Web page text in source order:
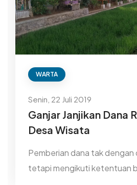
WARTA
Senin, 22 Juli 2019
Ganjar Janjikan Dana
Desa Wisata
Pemberian dana tak dengan
tetapi mengikuti ketentuan